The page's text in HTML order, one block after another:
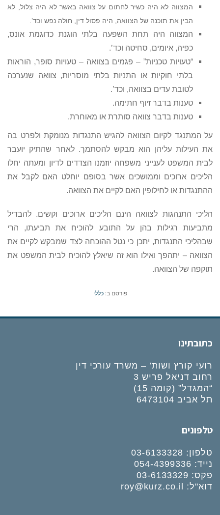
המצווה לא היה כשיר לחתום על צוואה באשר לא היה צלול, לא
הבין את תוכנה של הצוואה, היה פסול דין, חולה נפש וכד’.
המצווה היה תחת השפעה בלתי הוגנת כדוגמת אונס,
כפיה, איומים, סחיטה וכד’.
“טעויות טכניות” – פגמים בצוואה – טעויות סופר, הוראות
בלתי חוקיות או התניות בלתי מוסריות, צוואה שנערכה
לטובת עדים בצוואה, וכד’.
טענות בדבר זיוף חתימה.
טענות בדבר צוואה סותרת או מאוחרת.
על המתנגד לקיום הצוואה להגיש התנגדות מנומקת ולפרט בה
את העילות עליהן הוא מבקש להסתמך. לאחר שהתיק יועבר
לבית המשפט לענייני משפחה יוזמנו הצדדים לדיון ומעתה יחלו
הליכים ארוכים וממושכים אשר בסופם יוחלט האם לקבל את
ההתנגדות או לחילופין האם לקיים את הצוואה.
הליכי התנהגות לצוואה הינם הליכים ארוכים וקשים. להבדיל
מתביעות רגילות בהן על התובע להוכיח את תביעתו, הרי
שבהליכי התנגדות, יתכן כי נטל ההוכחה לצד שמבקש לקיים את
הצוואה – יתהפך ואילו הוא זה שיאלץ להוכיח לבית המשפט את
תוקפה של הצוואה.
פורסם ב:כללי
כתובתינו
רועי קורץ ושות’ – משרד עורכי דין
רחוב דניאל פריש 3
“המגדל” (קומה 15)
תל אביב 6473104
טלפונים
טלפון: 03-6133328
נייד: 054-4399336
פקס: 03-6133329
דוא"ל: roy@kurz.co.il